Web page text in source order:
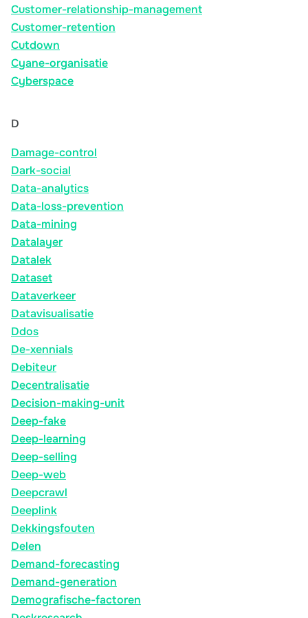
Customer-relationship-management
Customer-retention
Cutdown
Cyane-organisatie
Cyberspace
D
Damage-control
Dark-social
Data-analytics
Data-loss-prevention
Data-mining
Datalayer
Datalek
Dataset
Dataverkeer
Datavisualisatie
Ddos
De-xennials
Debiteur
Decentralisatie
Decision-making-unit
Deep-fake
Deep-learning
Deep-selling
Deep-web
Deepcrawl
Deeplink
Dekkingsfouten
Delen
Demand-forecasting
Demand-generation
Demografische-factoren